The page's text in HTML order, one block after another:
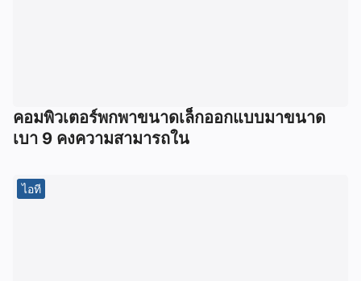
คอมพิวเตอร์พกพาขนาดเล็กออกแบบมาขนาด
เบา 9 คงความสามารถใน
ไอที